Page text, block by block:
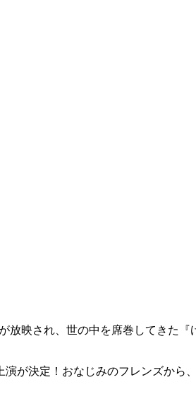
放映され、世の中を席巻してきた『
が決定！おなじみのフレンズから